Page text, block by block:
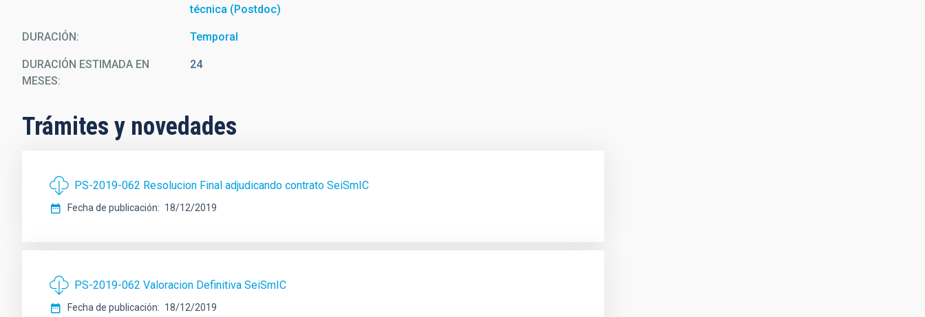
técnica (Postdoc)
DURACIÓN Temporal
DURACIÓN ESTIMADA EN
MESES
24
Trámites y novedades
PS-2019-062 Resolucion Final adjudicando contrato SeiSmIC
Fecha de publicación 18/12/2019
PS-2019-062 Valoracion Definitiva SeiSmIC
Fecha de publicación 18/12/2019